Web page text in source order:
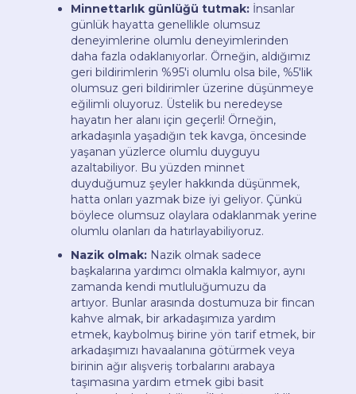
Minnettarlık günlüğü tutmak: İnsanlar
günlük hayatta genellikle olumsuz
deneyimlerine olumlu deneyimlerinden
daha fazla odaklanıyorlar. Örneğin, aldığımız
geri bildirimlerin %95'i olumlu olsa bile, %5'lik
olumsuz geri bildirimler üzerine düşünmeye
eğilimli oluyoruz. Üstelik bu neredeyse
hayatın her alanı için geçerli! Örneğin,
arkadaşınla yaşadığın tek kavga, öncesinde
yaşanan yüzlerce olumlu duyguyu
azaltabiliyor. Bu yüzden minnet
duyduğumuz şeyler hakkında düşünmek,
hatta onları yazmak bize iyi geliyor. Çünkü
böylece olumsuz olaylara odaklanmak yerine
olumlu olanları da hatırlayabiliyoruz.
Nazik olmak: Nazik olmak sadece
başkalarına yardımcı olmakla kalmıyor, aynı
zamanda kendi mutluluğumuzu da
artıyor. Bunlar arasında dostumuza bir fincan
kahve almak, bir arkadaşımıza yardım
etmek, kaybolmuş birine yön tarif etmek, bir
arkadaşımızı havaalanına götürmek veya
birinin ağır alışveriş torbalarını arabaya
taşımasına yardım etmek gibi basit